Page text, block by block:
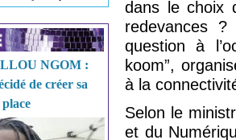
NGOM :
de créer sa
dans le choix
redevances
question à
koom”,
à la
Selon le
et du